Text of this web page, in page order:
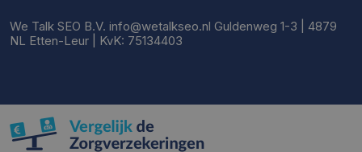
We Talk SEO B.V. info@wetalkseo.nl Guldenweg 1-3 | 4879
NL Etten-Leur | KvK: 75134403